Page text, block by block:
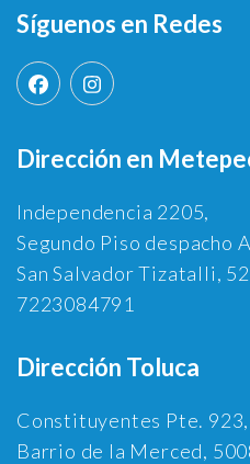
Síguenos en Redes
Dirección en
Independencia 2205,
Segundo Piso despacho
San Salvador Tizatalli,
7223084791
Dirección Toluca
Constituyentes Pte. 923,
Barrio de la Merced,